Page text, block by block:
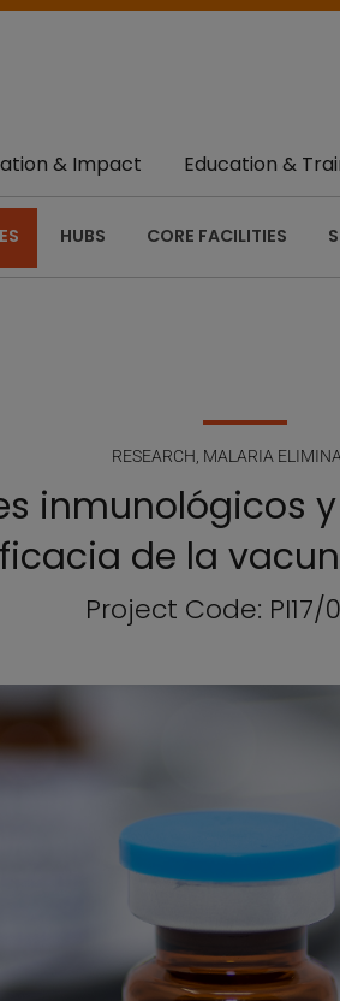
HUBS CORE FACILITIES
& Impact Education &
RESEARCH MALARIA
inmunológicos
de la
Project Code: PI17/